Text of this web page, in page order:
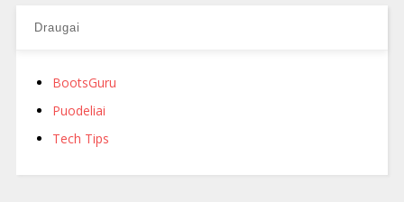
Draugai
BootsGuru
Puodeliai
Tech Tips